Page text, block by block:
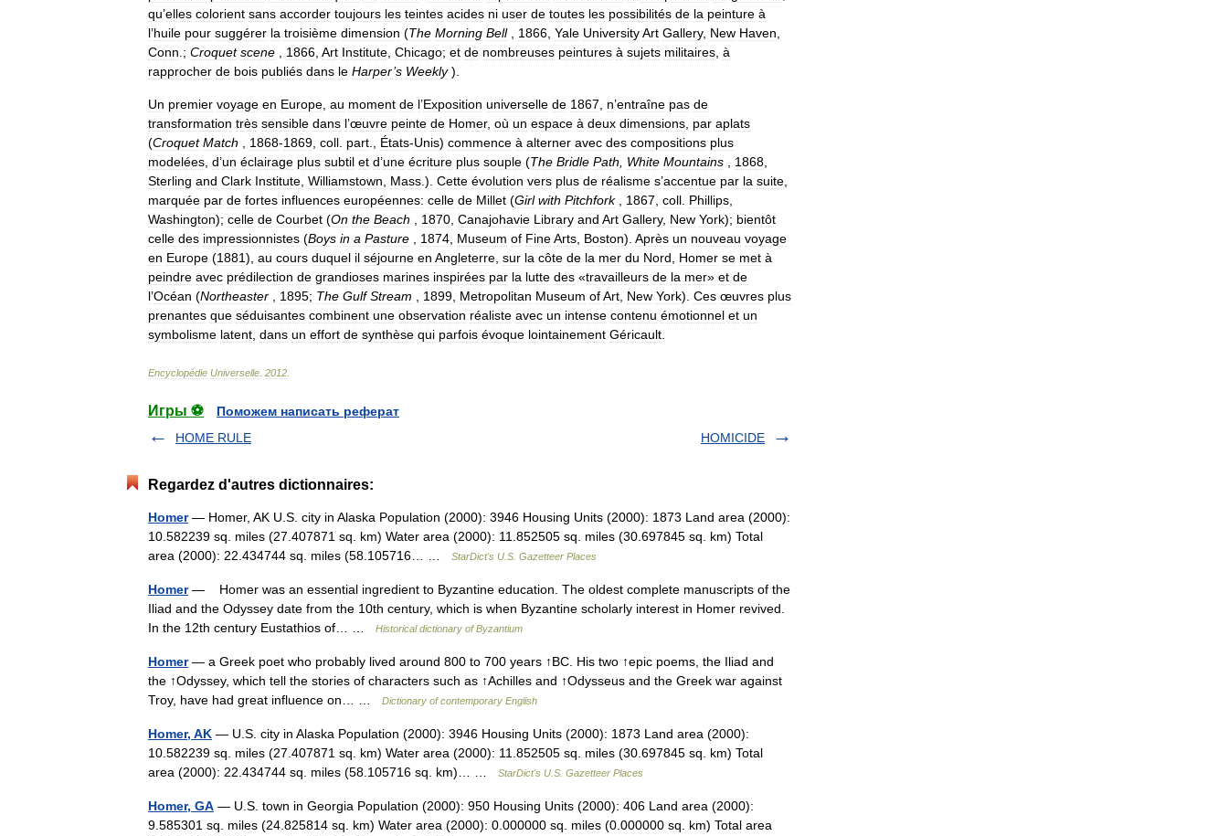
qu’elles colorient sans accorder toujours les teintes acides ni user de toutes les possibilités de la peinture à
l’huile pour suggérer la troisième dimension (The Morning Bell, 1866 Yale UniversityArt Gallery, New Haven
Conn .; Croquet scene 1866 Art Institute Chicago; et de nombreuses peintures à sujets militaires à
rapprocher de bois publiés dans le Harper’s Weekly).
Un premier voyage en Europe au moment de l’Exposition universelle de 1867 n’entraîne pas de
transformation très sensible dans l’œuvre peinte de Homer, où un espace à deux dimensions par aplats
(Croquet Match 1868-1869 coll part États-Unis) commence à alterner avec des compositions plus
modelées d’un éclairage plus subtil et d’une écriture plus souple (The Bridle Path White Mountains 1868
Sterling and Clark Institute Williamstown Mass .). Cette évolution vers plus de réalisme s’accentue par la suite
marquée par de fortes influences européennes: celle de Millet (Girl with Pitchfork, 1867 coll Phillips
Washington); celle de Courbet (On the Beach 1870 Canajohavie Library and Art Gallery, New York); bientôt
celle des impressionnistes (Boys in a Pasture 1874 Museum of FineArts Boston). Après un nouveau voyage
en Europe (1881), au cours duquel il séjourne en Angleterre sur la côte de la mer du Nord Homer se met à
peindre avec prédilection de grandioses marines inspirées par la lutte des «travailleurs de la mer» et de
l’Océan (Northeaster 1895; The Gulf Stream 1899 Metropolitan Museum ofArt New York). Ces œuvres plus
prenantes que séduisantes combinent une observation réaliste avec un intense contenu émotionnel et un
symbolisme latent dans un effort de synthèse qui parfois évoque lointainement Géricault
Encyclopédie Universelle 2012
Игры ⚽
Поможем написать реферат
HOME RULE
HOMICIDE
Regardez d'autres dictionnaires:
Homer— Homer, AK U.S. city in Alaska Population (2000): 3946 Housing Units (2000): 1873 Land area (2000):
10.582239 sq. miles (27.407871 sq. km) Water area (2000): 11.852505 sq. miles (30.697845 sq. km) Total
area (2000): 22.434744 sq. miles (58.105716… …
StarDict's U.S. Gazetteer Places
Homer— Homer was an essential ingredient to Byzantine education. The oldest complete manuscripts of the
Iliad and the Odyssey date from the 10th century, which is when Byzantine scholarly interest in Homer revived.
In the 12th century Eustathios of… …
Historical dictionary of Byzantium
Homer— a Greek poet who probably lived around 800 to 700 years ↑BC. His two ↑epic poems, the Iliad and
the ↑Odyssey, which tell the stories of characters such as ↑Achilles and ↑Odysseus and the Greek war against
Troy, have had great influence on… …
Dictionary of contemporary English
Homer, AK — U.S. city in Alaska Population (2000): 3946 Housing Units (2000): 1873 Land area (2000):
10.582239 sq. miles (27.407871 sq. km) Water area (2000): 11.852505 sq. miles (30.697845 sq. km) Total
area (2000): 22.434744 sq. miles (58.105716 sq. km)… …
StarDict's U.S. Gazetteer Places
Homer, GA — U.S. town in Georgia Population (2000): 950 Housing Units (2000): 406 Land area (2000):
9.585301 sq. miles (24.825814 sq. km) Water area (2000): 0.000000 sq. miles (0.000000 sq. km) Total area